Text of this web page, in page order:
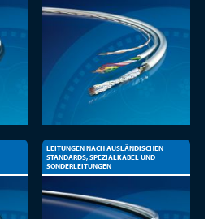
LEITUNGEN NACH AUSLÄNDISCHEN
STANDARDS, SPEZIALKABEL UND
SONDERLEITUNGEN